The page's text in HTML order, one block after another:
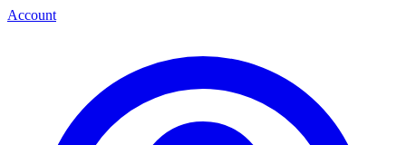
Account